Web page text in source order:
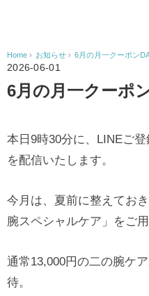
Home › お知らせ › 6月の月一クーポン
2026-06-01
6月の月一クーポ
本日9時30分に、LINEご
を配信いたします。
今月は、夏前に整えてお
腕スペシャルケア」をご用
通常13,000円の二の腕ケ
待。